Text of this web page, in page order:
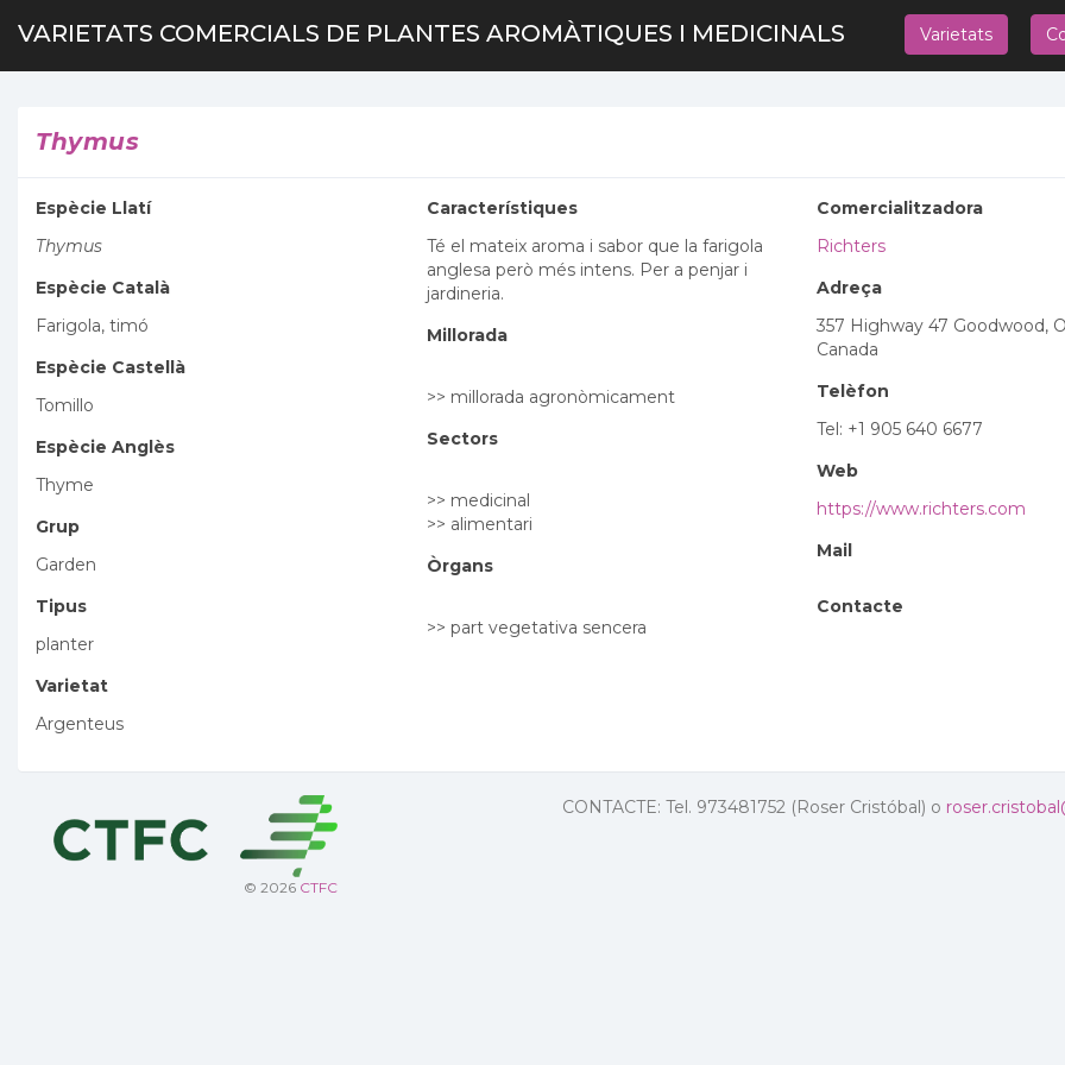
VARIETATS COMERCIALS DE PLANTES AROMÀTIQUES I MEDICINALS Varietats
Thymus
Espècie Llatí
Thymus
Espècie Català
Farigola, timó
Espècie Castellà
Tomillo
Espècie Anglès
Thyme
Grup
Garden
Tipus
planter
Varietat
Argenteus
Característiques
Té el mateix aroma i sabor que la farigola
anglesa però més intens. Per a penjar i
jardineria.
Millorada
>> millorada agronòmicament
Sectors
>> medicinal
>> alimentari
Òrgans
>> part vegetativa sencera
Comercialitzadora
Richters
Adreça
357 Highway 47 Goodwood,
Canada
Telèfon
Tel: +1 905 640 6677
Web
https://www.richters.com
Mail
Contacte
© 2026 CTFC
CONTACTE: Tel. 973481752 (Roser Cristóbal) o